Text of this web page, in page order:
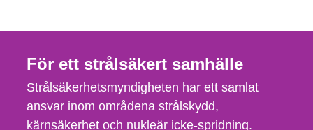
För ett strålsäkert samhälle
Strålsäkerhetsmyndigheten har ett samlat
ansvar inom områdena strålskydd,
kärnsäkerhet och nukleär icke-spridning.